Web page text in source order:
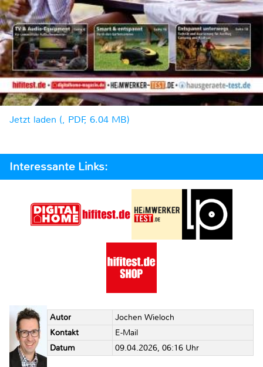
Jetzt laden (, PDF, 6.04 MB)
Interessante Links:
Autor
Jochen Wieloch
Kontakt
E-Mail
Datum
09.04.2026, 06:16 Uhr